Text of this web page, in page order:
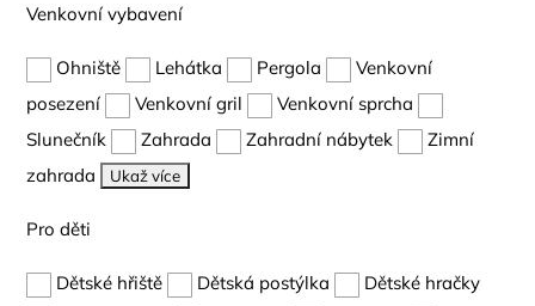
Venkovní vybavení
Ohniště Lehátka Pergola
Venkovní
posezení
Venkovní gril
Venkovní sprcha
Slunečník
Zahrada Zahradní nábytek
Zimní
zahrada
Ukaž více
Pro děti
Dětské hřiště Dětská postýlka
Dětské hračky